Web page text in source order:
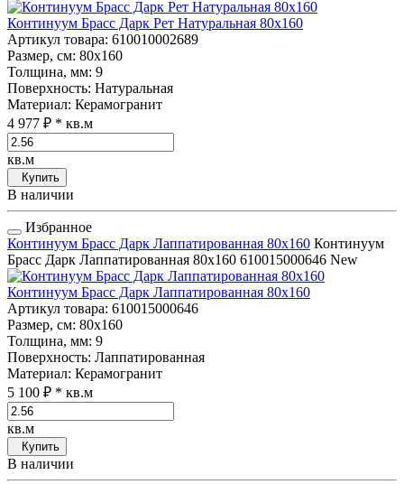
Континуум Брасс Дарк Рет Натуральная 80x160
Артикул товара: 610010002689
Размер, см: 80x160
Толщина, мм: 9
Поверхность: Натуральная
Материал: Керамогранит
4 977 ₽ * кв.м
кв.м
Купить
В наличии
Избранное
Континуум Брасс Дарк Лаппатированная 80x160 Континуум
Брасс Дарк Лаппатированная 80x160 610015000646 New
Континуум Брасс Дарк Лаппатированная 80x160
Артикул товара: 610015000646
Размер, см: 80x160
Толщина, мм: 9
Поверхность: Лаппатированная
Материал: Керамогранит
5 100 ₽ * кв.м
кв.м
Купить
В наличии